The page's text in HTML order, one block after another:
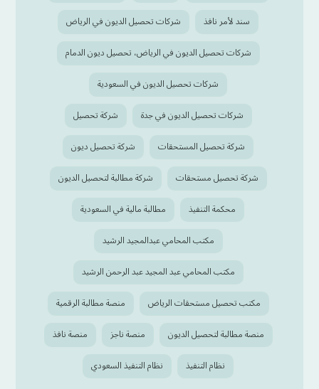
سند لأمر نافذ
شركات تحصيل الديون في الرياض
شركات تحصيل الديون في الرياض، تحصيل ديون الدمام
شركات تحصيل الديون في السعودية
شركات تحصيل الديون في جدة
شركة تحصيل
شركة تحصيل المستحقات
شركة تحصيل ديون
شركة تحصيل مستحقات
شركة مطالبة لتحصيل الديون
محكمة التنفيذ
مطالبة مالية في السعودية
مكتب المحامي عبدالمجيد الرشيد
مكتب المحامي عبد المجيد عبد الرحمن الرشيد
مكتب تحصيل مستحقات الرياض
منصة مطالبة الرقمية
منصة مطالبة لتحصيل الديون
منصة ناجز
منصة نافذ
نظام التنفيذ
نظام التنفيذ السعودي